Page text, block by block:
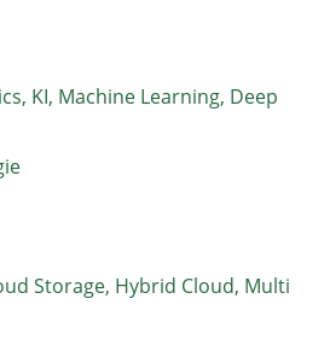
KI, Machine Learning, Deep
Storage, Hybrid Cloud, Multi